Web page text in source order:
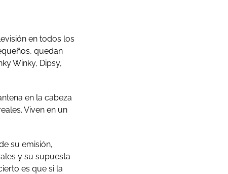
en todos los
quedan
Winky, Dipsy,
en la cabeza
Viven en un
su emisión,
y su supuesta
es que si la